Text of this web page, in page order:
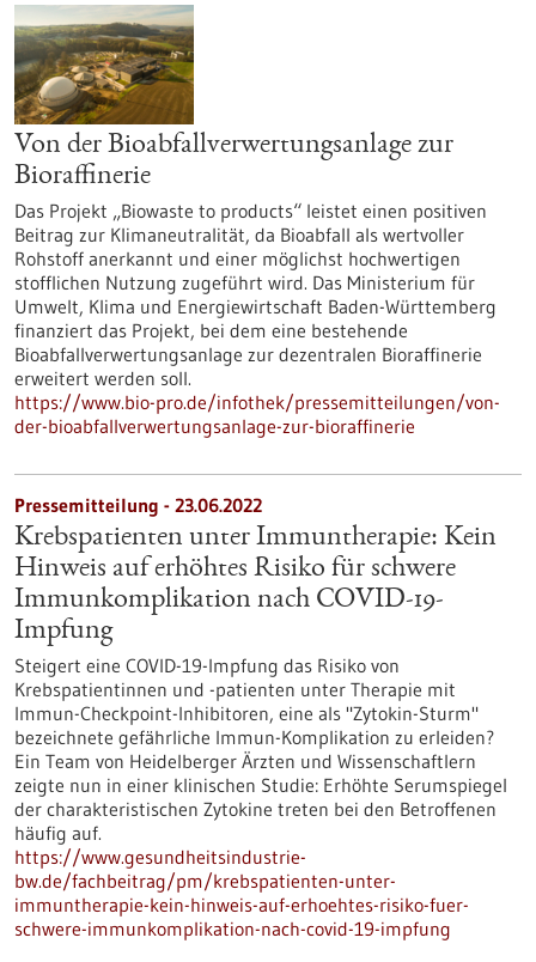
Von der Bioabfallverwertungsanlage zur
Bioraffinerie
Das Projekt „Biowaste to products“ leistet einen positiven
Beitrag zur Klimaneutralität, da Bioabfall als wertvoller
Rohstoff anerkannt und einer möglichst hochwertigen
stofflichen Nutzung zugeführt wird. Das Ministerium für
Umwelt, Klima und Energiewirtschaft Baden-Württemberg
finanziert das Projekt, bei dem eine bestehende
Bioabfallverwertungsanlage zur dezentralen Bioraffinerie
erweitert werden soll.
https://www.bio-pro.de/infothek/pressemitteilungen/von-
der-bioabfallverwertungsanlage-zur-bioraffinerie
Pressemitteilung - 23.06.2022
Krebspatienten unter Immuntherapie: Kein
Hinweis auf erhöhtes Risiko für schwere
Immunkomplikation nach COVID-19-
Impfung
Steigert eine COVID-19-Impfung das Risiko von
Krebspatientinnen und -patienten unter Therapie mit
Immun-Checkpoint-Inhibitoren, eine als "Zytokin-Sturm"
bezeichnete gefährliche Immun-Komplikation zu erleiden?
Ein Team von Heidelberger Ärzten und Wissenschaftlern
zeigte nun in einer klinischen Studie: Erhöhte Serumspiegel
der charakteristischen Zytokine treten bei den Betroffenen
häufig auf.
https://www.gesundheitsindustrie-
bw.de/fachbeitrag/pm/krebspatienten-unter-
immuntherapie-kein-hinweis-auf-erhoehtes-risiko-fuer-
schwere-immunkomplikation-nach-covid-19-impfung